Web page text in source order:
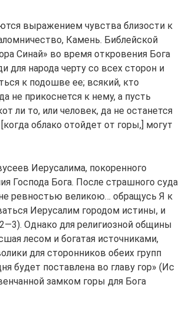
выражением чувства близости к
Камень. Библейской
Синай» во время откровения Бога
для народа черту со всех сторон и
к подошве ее; всякий, кто
не прикоснется к нему, а пусть
ли то, или человек, да не останется
облако отойдет от горы,] могут
Иерусалима, покоренного
Господа Бога. После страшного суда
ревностью великою… обращусь Я к
Иерусалим городом истины, и
Однако для религиозной общины
лесом и богатая источниками,
для сторонников обеих групп
будет поставлена во главу гор» (Ис
замком горы для Бога